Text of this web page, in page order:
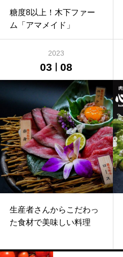
糖度8以上！木下ファー
ム「アマメイド」
2023
03 08
生産者さんからこだわっ
た食材で美味しい料理